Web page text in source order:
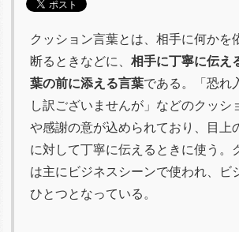
クッション言葉とは、相手に何かを
断るときなどに、相手に丁寧に伝え
葉の前に添える言葉である。「恐れ
し訳ございませんが」などのクッシ
や感謝の意が込められており、目上
に対して丁寧に伝えるときに使う。
は主にビジネスシーンで使われ、ビ
ひとつとなっている。